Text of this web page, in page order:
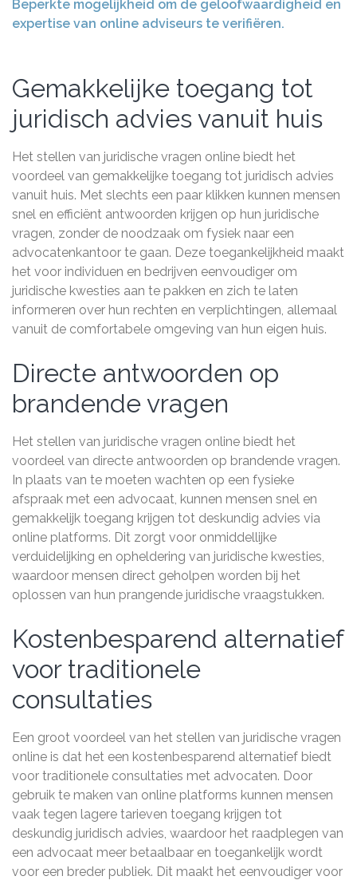
Beperkte mogelijkheid om de geloofwaardigheid en
expertise van online adviseurs te verifiëren.
Gemakkelijke toegang tot
juridisch advies vanuit huis
Het stellen van juridische vragen online biedt het
voordeel van gemakkelijke toegang tot juridisch advies
vanuit huis. Met slechts een paar klikken kunnen mensen
snel en efficiënt antwoorden krijgen op hun juridische
vragen, zonder de noodzaak om fysiek naar een
advocatenkantoor te gaan. Deze toegankelijkheid maakt
het voor individuen en bedrijven eenvoudiger om
juridische kwesties aan te pakken en zich te laten
informeren over hun rechten en verplichtingen, allemaal
vanuit de comfortabele omgeving van hun eigen huis.
Directe antwoorden op
brandende vragen
Het stellen van juridische vragen online biedt het
voordeel van directe antwoorden op brandende vragen.
In plaats van te moeten wachten op een fysieke
afspraak met een advocaat, kunnen mensen snel en
gemakkelijk toegang krijgen tot deskundig advies via
online platforms. Dit zorgt voor onmiddellijke
verduidelijking en opheldering van juridische kwesties,
waardoor mensen direct geholpen worden bij het
oplossen van hun prangende juridische vraagstukken.
Kostenbesparend alternatief
voor traditionele
consultaties
Een groot voordeel van het stellen van juridische vragen
online is dat het een kostenbesparend alternatief biedt
voor traditionele consultaties met advocaten. Door
gebruik te maken van online platforms kunnen mensen
vaak tegen lagere tarieven toegang krijgen tot
deskundig juridisch advies, waardoor het raadplegen van
een advocaat meer betaalbaar en toegankelijk wordt
voor een breder publiek. Dit maakt het eenvoudiger voor